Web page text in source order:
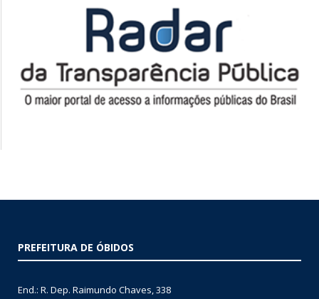
PREFEITURA DE ÓBIDOS
End.: R. Dep. Raimundo Chaves, 338